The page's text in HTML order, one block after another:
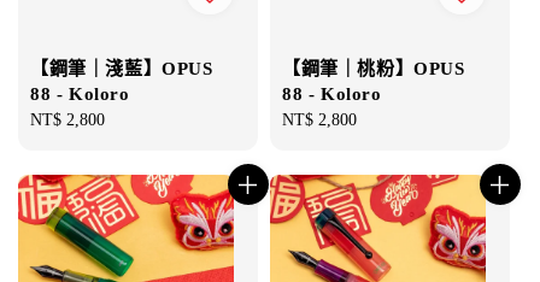
【鋼筆｜淺藍】OPUS
88 - Koloro
Regular
NT$ 2,800
【鋼筆｜桃粉】OPUS
88 - Koloro
Regular
NT$ 2,800